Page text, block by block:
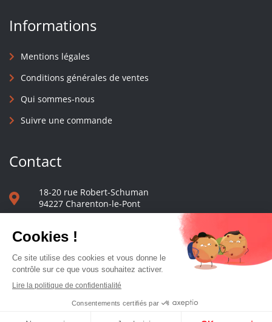
Informations
Mentions légales
Conditions générales de ventes
Qui sommes-nous
Suivre une commande
Contact
18-20 rue Robert-Schuman
94227 Charenton-le-Pont